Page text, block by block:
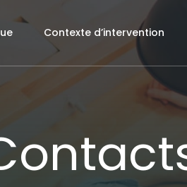
Contexte d’intervention